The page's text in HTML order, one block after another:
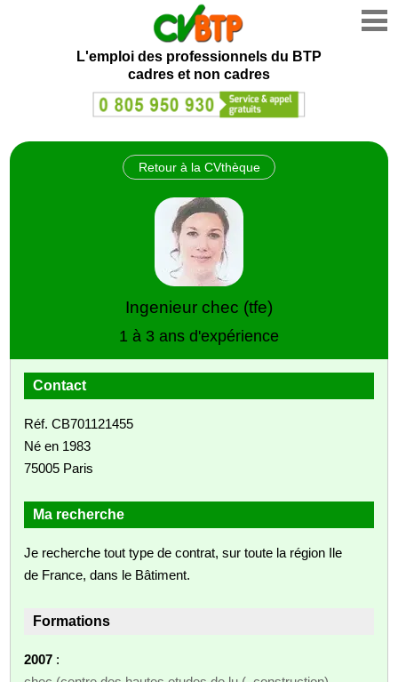
L'emploi des professionnels du BTP
cadres et non cadres
Retour à la CVthèque
Ingenieur chec (tfe)
1 à 3 ans d'expérience
Contact
Réf. CB701121455
Né en 1983
75005 Paris
Ma recherche
Je recherche tout type de contrat, sur toute la région Ile
de France, dans le Bâtiment.
Formations
2007 :